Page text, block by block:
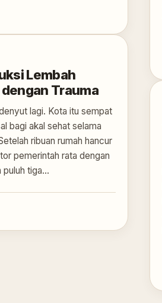
Lembah
Trauma
lagi. Kota itu sempat
bagi akal sehat selama
ribuan rumah hancur
pemerintah rata dengan
puluh tiga…